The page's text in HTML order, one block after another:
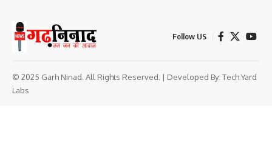
Follow US
© 2025 Garh Ninad. All Rights Reserved. | Developed By: Tech Yard
Labs